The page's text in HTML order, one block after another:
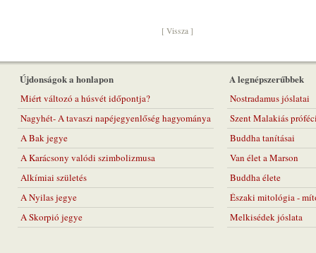
[ Vissza ]
Újdonságok a honlapon
Miért változó a húsvét időpontja?
Nagyhét- A tavaszi napéjegyenlőség hagyománya
A Bak jegye
A Karácsony valódi szimbolizmusa
Alkímiai születés
A Nyilas jegye
A Skorpió jegye
A legnépszerűbbek
Nostradamus jóslatai
Szent Malakiás
Buddha tanításai
Van élet a Marson
Buddha élete
Északi mitológia -
Melkisédek jóslata